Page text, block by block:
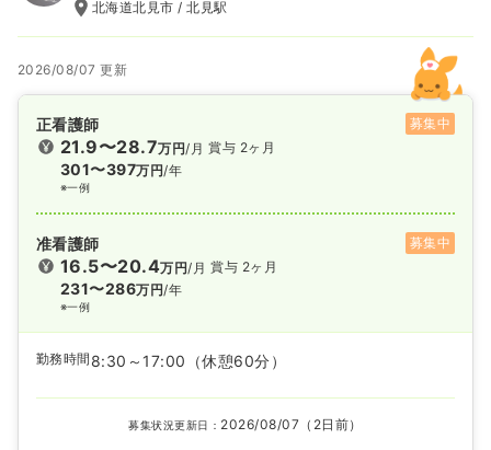
北海道北見市 / 北見駅
2026/08/07 更新
正看護師 募集中
21.9〜28.7万円/月
301〜397万円/年
※一例
賞与 2ヶ月
准看護師 募集中
16.5〜20.4万円/月
231〜286万円/年
※一例
賞与 2ヶ月
勤務時間 8:30～17:00 （休憩60分）
募集状況更新日： 2026/08/07（2日前）